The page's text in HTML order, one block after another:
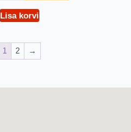
Lisa korvi
1 2 →